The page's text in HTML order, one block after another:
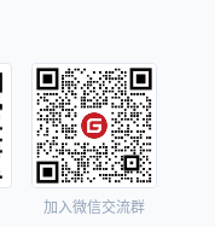
加入微信交流群